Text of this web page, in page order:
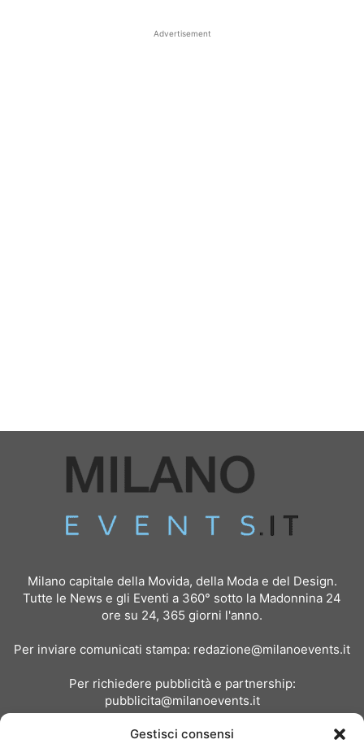
Gestisci consensi
Advertisement
Milano capitale della Movida, della Moda e del Design.
Tutte le News e gli Eventi a 360° sotto la Madonnina 24
ore su 24, 365 giorni l'anno.
Per inviare comunicati stampa: redazione@milanoevents.it
Per richiedere pubblicità e partnership:
pubblicita@milanoevents.it